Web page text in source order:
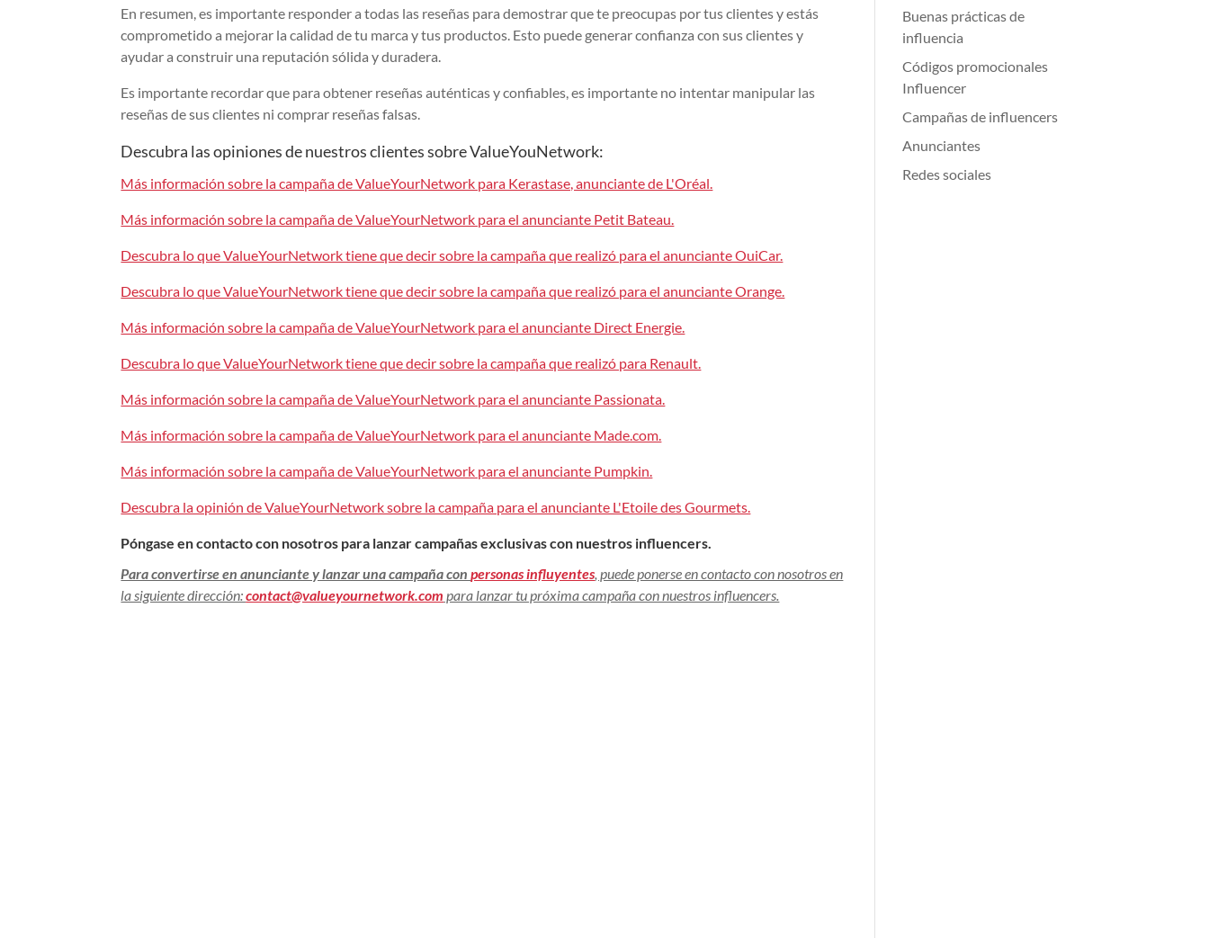
En resumen, es importante responder a todas las reseñas para demostrar que te preocupas por tus clientes y estás
comprometido a mejorar la calidad de tu marca y tus productos. Esto puede generar confianza con sus clientes y
ayudar a construir una reputación sólida y duradera.
Es importante recordar que para obtener reseñas auténticas y confiables, es importante no intentar manipular las
reseñas de sus clientes ni comprar reseñas falsas.
Descubra las opiniones de nuestros clientes sobre ValueYouNetwork:
Más información sobre la campaña de ValueYourNetwork para Kerastase, anunciante de L'Oréal.
Más información sobre la campaña de ValueYourNetwork para el anunciante Petit Bateau.
Descubra lo que ValueYourNetwork tiene que decir sobre la campaña que realizó para el anunciante OuiCar.
Descubra lo que ValueYourNetwork tiene que decir sobre la campaña que realizó para el anunciante Orange.
Más información sobre la campaña de ValueYourNetwork para el anunciante Direct Energie.
Descubra lo que ValueYourNetwork tiene que decir sobre la campaña que realizó para Renault.
Más información sobre la campaña de ValueYourNetwork para el anunciante Passionata.
Más información sobre la campaña de ValueYourNetwork para el anunciante Made.com.
Más información sobre la campaña de ValueYourNetwork para el anunciante Pumpkin.
Descubra la opinión de ValueYourNetwork sobre la campaña para el anunciante L'Etoile des Gourmets.
Póngase en contacto con nosotros para lanzar campañas exclusivas con nuestros influencers.
Para convertirse en anunciante y lanzar una campaña conpersonas influyentes , puede ponerse en contacto con nosotros en
la siguiente dirección:contact@valueyournetwork.com para lanzar tu próxima campaña con nuestros influencers.
Buenas prácticas de
influencia
Códigos promocionales
Influencer
Campañas de influencers
Anunciantes
Redes sociales